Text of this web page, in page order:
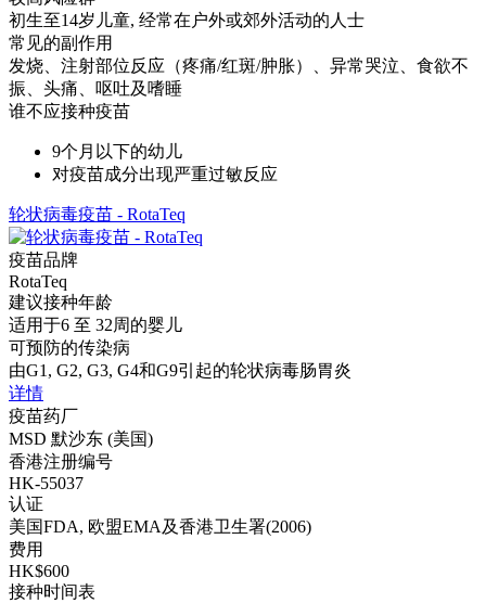
初生至14岁儿童, 经常在户外或郊外活动的人士
常见的副作用
发烧、注射部位反应（疼痛/红斑/肿胀）、异常哭泣、食欲不
振、头痛、呕吐及嗜睡
谁不应接种疫苗
9个月以下的幼儿
对疫苗成分出现严重过敏反应
轮状病毒疫苗 - RotaTeq
疫苗品牌
RotaTeq
建议接种年龄
适用于6 至 32周的婴儿
可预防的传染病
由G1, G2, G3, G4和G9引起的轮状病毒肠胃炎
详情
疫苗药厂
MSD 默沙东 (美国)
香港注册编号
HK-55037
认证
美国FDA, 欧盟EMA及香港卫生署(2006)
费用
HK$600
接种时间表